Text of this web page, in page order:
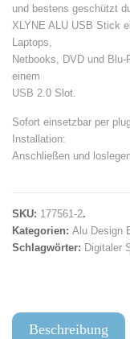
und bestens geschützt
XLYNE ALU USB Stick
Laptops,
Netbooks, DVD und
einem
USB 2.0 Slot.
Sofort einsetzbar per
Installation:
Anschließen und
SKU: 177561-2.
Kategorien: Alu Design
Schlagwörter: Digitaler
Beschreibung